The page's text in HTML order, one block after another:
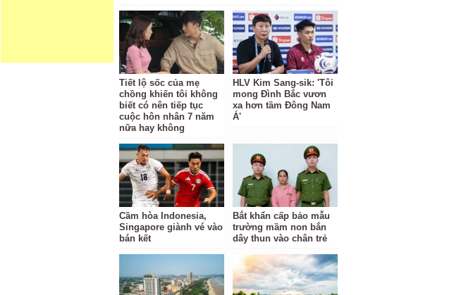
Tiết lộ sốc của mẹ
chồng khiến tôi không
biết có nên tiếp tục
cuộc hôn nhân 7 năm
nữa hay không
HLV Kim Sang-sik: 'Tôi
mong Đình Bắc vươn
xa hơn tầm Đông Nam
Á'
Cầm hòa Indonesia,
Singapore giành vé vào
bán kết
Bắt khẩn cấp bảo mẫu
trường mầm non bắn
dây thun vào chân trẻ